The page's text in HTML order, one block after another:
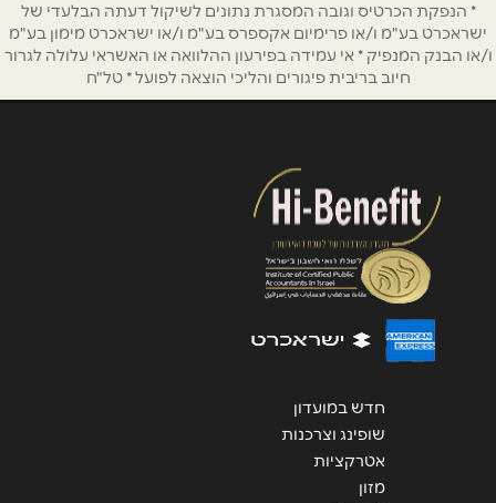
נושא*
שליחה
* הנפקת הכרטיס וגובה המסגרת נתונים לשיקול דעתה הבלעדי של
ישראכרט בע"מ ו/או פרימיום אקספרס בע"מ ו/או ישראכרט מימון בע"מ
ו/או הבנק המנפיק * אי עמידה בפירעון ההלוואה או האשראי עלולה לגרור
חיוב בריבית פיגורים והליכי הוצאה לפועל * טל"ח
חדש במועדון
שופינג וצרכנות
אטרקציות
מזון